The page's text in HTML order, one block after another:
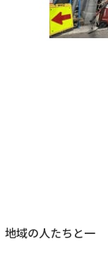
地域の人たちと一